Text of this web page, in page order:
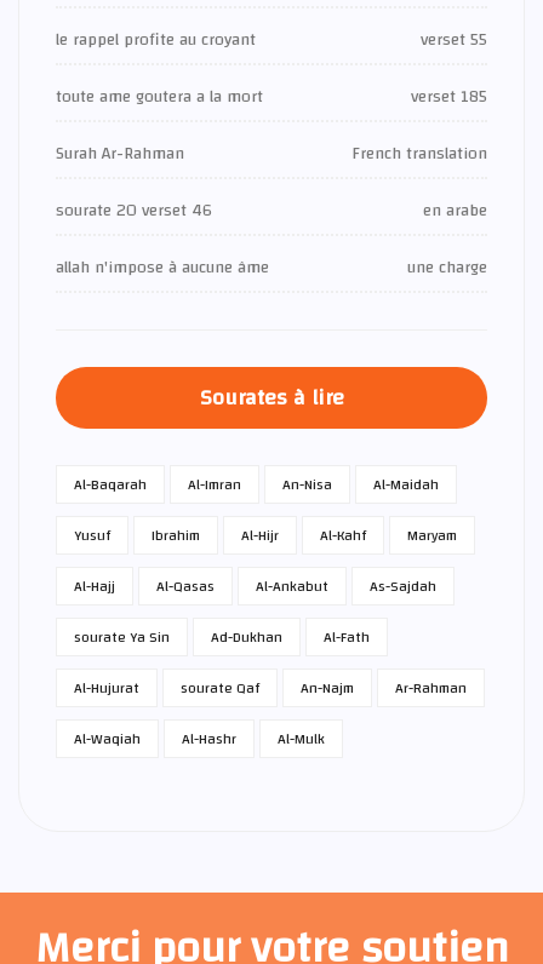
le rappel profite au croyant
verset 55
toute ame goutera a la mort
verset 185
Surah Ar-Rahman
French translation
sourate 20 verset 46
en arabe
allah n'impose à aucune âme
une charge
Sourates à lire
Al-Baqarah Al-Imran An-Nisa
Al-Maidah
Yusuf
Ibrahim Al-Hijr Al-Kahf
Maryam
Al-Hajj
Al-Qasas Al-Ankabut
As-Sajdah
sourate Ya Sin
Ad-Dukhan
Al-Fath
Al-Hujurat
sourate Qaf An-Najm
Ar-Rahman
Al-Waqiah
Al-Hashr Al-Mulk
Merci pour votre soutien